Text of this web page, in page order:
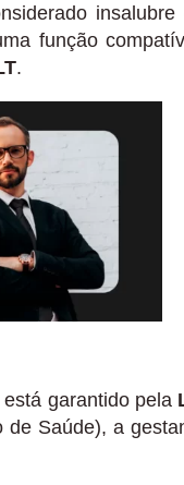
insalubre
função
.
garantido pela
de Saúde), a